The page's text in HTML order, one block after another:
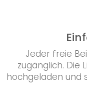
Jeder freie
zugänglich. Die
hochgeladen und